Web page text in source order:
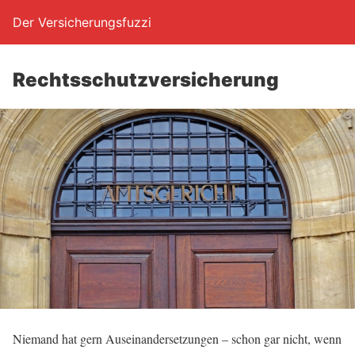
Der Versicherungsfuzzi
Rechts­schutz­ver­si­che­rung
Nie­mand hat gern Aus­ein­an­der­set­zun­gen – schon gar nicht, wenn